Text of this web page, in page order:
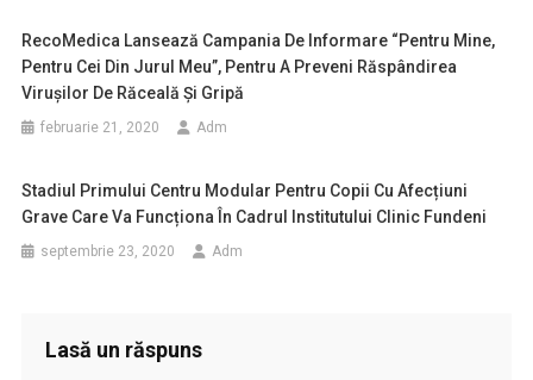
RecoMedica Lansează Campania De Informare “Pentru Mine,
Pentru Cei Din Jurul Meu”, Pentru A Preveni Răspândirea
Virușilor De Răceală Și Gripă
februarie 21, 2020 Adm
Stadiul Primului Centru Modular Pentru Copii Cu Afecțiuni
Grave Care Va Funcționa În Cadrul Institutului Clinic Fundeni
septembrie 23, 2020 Adm
Lasă un răspuns